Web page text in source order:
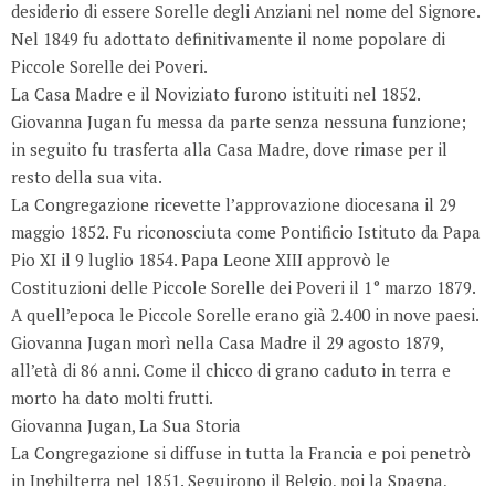
desiderio di essere Sorelle degli Anziani nel nome del Signore.
Nel 1849 fu adottato definitivamente il nome popolare di
Piccole Sorelle dei Poveri.
La Casa Madre e il Noviziato furono istituiti nel 1852.
Giovanna Jugan fu messa da parte senza nessuna funzione;
in seguito fu trasferta alla Casa Madre, dove rimase per il
resto della sua vita.
La Congregazione ricevette l’approvazione diocesana il 29
maggio 1852. Fu riconosciuta come Pontificio Istituto da Papa
Pio XI il 9 luglio 1854. Papa Leone XIII approvò le
Costituzioni delle Piccole Sorelle dei Poveri il 1° marzo 1879.
A quell’epoca le Piccole Sorelle erano già 2.400 in nove paesi.
Giovanna Jugan morì nella Casa Madre il 29 agosto 1879,
all’età di 86 anni. Come il chicco di grano caduto in terra e
morto ha dato molti frutti.
Giovanna Jugan, La Sua Storia
La Congregazione si diffuse in tutta la Francia e poi penetrò
in Inghilterra nel 1851. Seguirono il Belgio, poi la Spagna,